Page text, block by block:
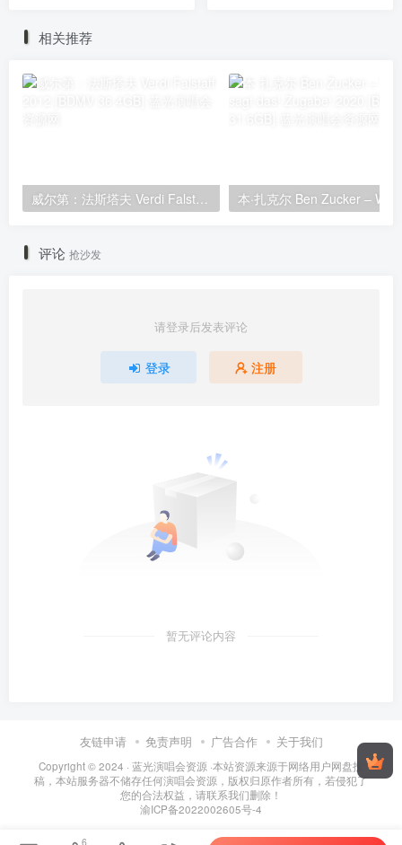
相关推荐
威尔第：法斯塔夫 Verdi Falstaff 2012 [BDMV 36.4GB]
评论 抢沙发
请登录后发表评论
登录 注册
暂无评论内容
友链申请 免责声明 广告合作 关于我们
Copyright © 2024 · 蓝光演唱会资源 ·本站资源来源于网络用户网盘投
稿，本站服务器不储存任何演唱会资源，版权归原作者所有，若侵犯了
您的合法权益，请联系我们删除！
渝ICP备2022002605号-4
6